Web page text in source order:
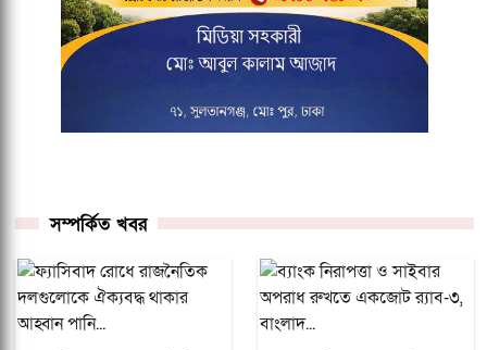
সম্পর্কিত খবর